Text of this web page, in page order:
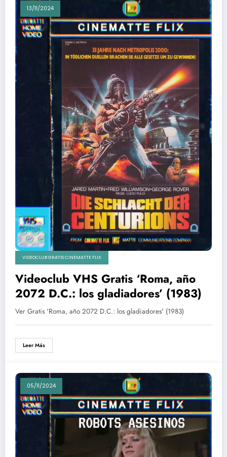
13/11/2024
VIDEOCLUB GRATIS CINEMATTE FLIX
Videoclub VHS Gratis ‘Roma, año
2072 D.C.: los gladiadores’ (1983)
Ver Gratis 'Roma, año 2072 D.C.: los gladiadores' (1983)
Leer Más
05/11/2024